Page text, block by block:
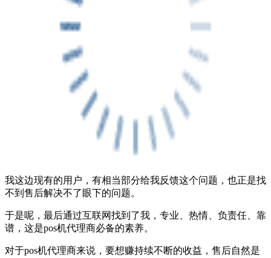
我这边现有的用户，有相当部分给我反馈这个问题，也正是找
不到售后解决不了眼下的问题。
于是呢，最后通过互联网找到了我，专业、热情、负责任、靠
谱，这是pos机代理商必备的素养。
对于pos机代理商来说，要想赚持续不断的收益，售后自然是